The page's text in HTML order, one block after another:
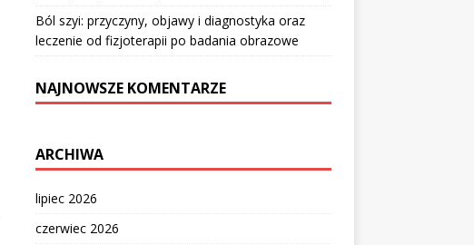
Ból szyi: przyczyny, objawy i diagnostyka oraz
leczenie od fizjoterapii po badania obrazowe
NAJNOWSZE KOMENTARZE
ARCHIWA
lipiec 2026
czerwiec 2026